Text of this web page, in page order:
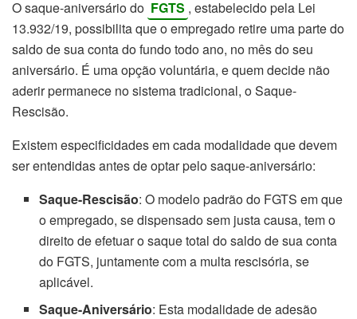
O saque-aniversário do FGTS , estabelecido pela Lei
13.932/19, possibilita que o empregado retire uma parte do
saldo de sua conta do fundo todo ano, no mês do seu
aniversário. É uma opção voluntária, e quem decide não
aderir permanece no sistema tradicional, o Saque-
Rescisão.
Existem especificidades em cada modalidade que devem
ser entendidas antes de optar pelo saque-aniversário:
Saque-Rescisão: O modelo padrão do FGTS em que
o empregado, se dispensado sem justa causa, tem o
direito de efetuar o saque total do saldo de sua conta
do FGTS, juntamente com a multa rescisória, se
aplicável.
Saque-Aniversário: Esta modalidade de adesão